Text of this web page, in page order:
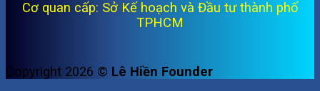
Cơ quan cấp: Sở Kế hoạch và Đầu tư thành phố
TPHCM
Copyright 2026 © Lê Hiền Founder